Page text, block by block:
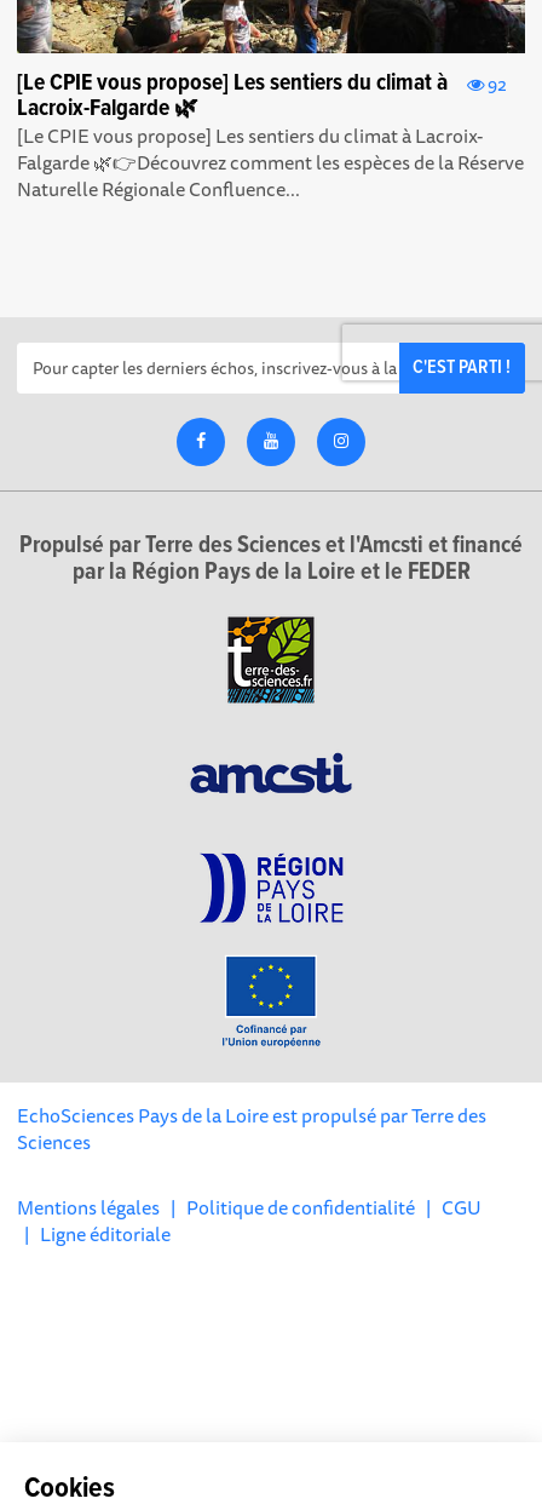
Cookies
92
[Le CPIE vous propose] Les sentiers du climat à
Lacroix-Falgarde 🌿
[Le CPIE vous propose] Les sentiers du climat à Lacroix-
Falgarde 🌿👉Découvrez comment les espèces de la Réserve
Naturelle Régionale Confluence...
C'EST PARTI !
Propulsé par Terre des Sciences et l'Amcsti et financé
par la Région Pays de la Loire et le FEDER
EchoSciences Pays de la Loire est propulsé parTerre des
Sciences
Mentions légales | Politique de confidentialité | CGU
| Ligne éditoriale